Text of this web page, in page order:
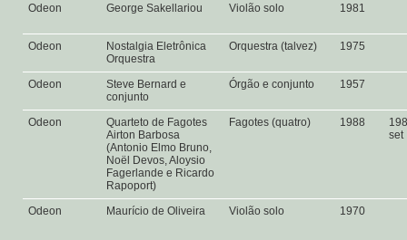
Odeon
George Sakellariou Violão solo 1981
Odeon
Nostalgia Eletrônica
Orquestra
Orquestra (talvez) 1975
Odeon
Steve Bernard e
conjunto
Órgão e conjunto 1957
Odeon
Quarteto de Fagotes
Airton Barbosa
(Antonio Elmo Bruno,
Noël Devos, Aloysio
Fagerlande e Ricardo
Rapoport)
Fagotes (quatro) 1988
set
Odeon Maurício de Oliveira Violão solo 1970